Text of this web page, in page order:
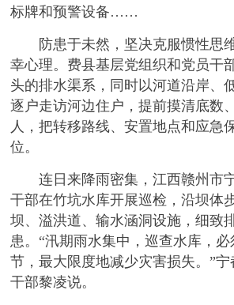
标牌和预警设备……
防患于未然，坚决克服惯性思
幸心理。费县基层党组织和党员干
头的排水渠系，同时以河道沿岸、
逐户走访河边住户，提前摸清底数
人，把转移路线、安置地点和应急
位。
连日来降雨密集，江西赣州市
干部在竹坑水库开展巡检，沿坝体
坝、溢洪道、输水涵洞设施，细致
患。“汛期雨水集中，巡查水库，
节，最大限度地减少灾害损失。”
干部黎凌说。